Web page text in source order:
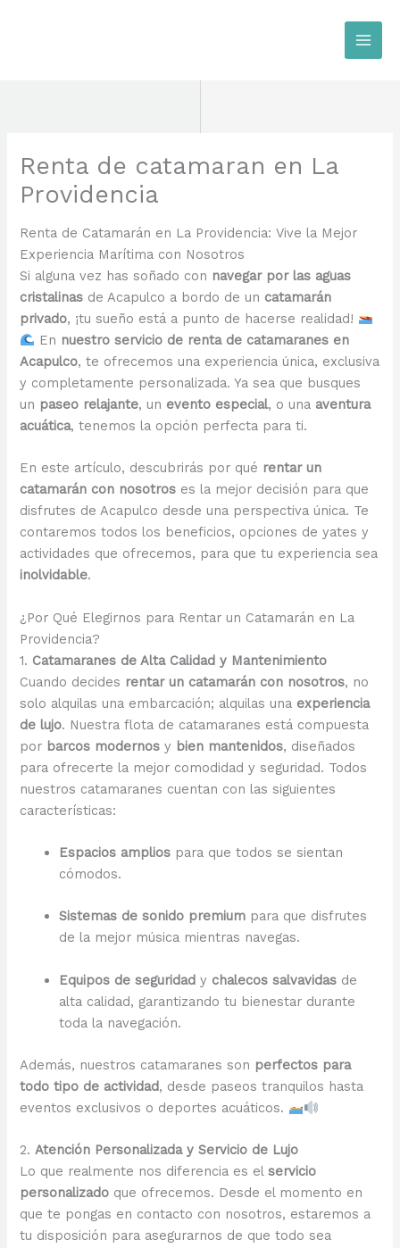
Renta de catamaran en La
Providencia
Renta de Catamarán en La Providencia: Vive la Mejor
Experiencia Marítima con Nosotros
Si alguna vez has soñado con navegar por las aguas
cristalinas de Acapulco a bordo de un catamarán
privado, ¡tu sueño está a punto de hacerse realidad!
En nuestro servicio de renta de catamaranes en
Acapulco, te ofrecemos una experiencia única, exclusiva
y completamente personalizada. Ya sea que busques
un paseo relajante, un evento especial, o una aventura
acuática, tenemos la opción perfecta para ti.
En este artículo, descubrirás por qué rentar un
catamarán con nosotros es la mejor decisión para que
disfrutes de Acapulco desde una perspectiva única. Te
contaremos todos los beneficios, opciones de yates y
actividades que ofrecemos, para que tu experiencia sea
inolvidable.
¿Por Qué Elegirnos para Rentar un Catamarán en La
Providencia?
1. Catamaranes de Alta Calidad y Mantenimiento
Cuando decides rentar un catamarán con nosotros, no
solo alquilas una embarcación; alquilas una experiencia
de lujo. Nuestra flota de catamaranes está compuesta
por barcos modernos y bien mantenidos, diseñados
para ofrecerte la mejor comodidad y seguridad. Todos
nuestros catamaranes cuentan con las siguientes
características:
Espacios amplios para que todos se sientan
cómodos.
Sistemas de sonido premium para que disfrutes
de la mejor música mientras navegas.
Equipos de seguridad y chalecos salvavidas de
alta calidad, garantizando tu bienestar durante
toda la navegación.
Además, nuestros catamaranes son perfectos para
todo tipo de actividad, desde paseos tranquilos hasta
eventos exclusivos o deportes acuáticos.
2.Atención Personalizada y Servicio de Lujo
Lo que realmente nos diferencia es elservicio
personalizado que ofrecemos. Desde el momento en
que te pongas en contacto con nosotros, estaremos a
tu disposición para asegurarnos de que todo sea